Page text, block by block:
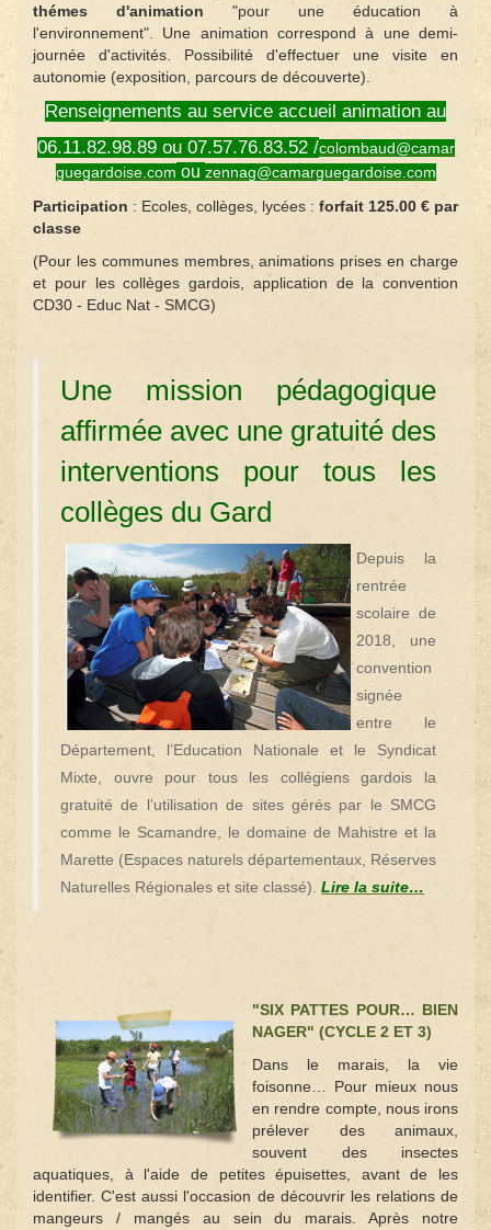
thémes d'animation "pour une éducation à
l'environnement". Une animation correspond à une demi-
journée d'activités. Possibilité d'effectuer une visite en
autonomie (exposition, parcours de découverte).
Renseignements au service accueil animation au
06.11.82.98.89 ou 07.57.76.83.52 /colombaud@camar
guegardoise.com ou zennag@camarguegardoise.com
Participation : Ecoles, collèges, lycées : forfait 125.00 € par
classe
(Pour les communes membres, animations prises en charge
et pour les collèges gardois, application de la convention
CD30 - Educ Nat - SMCG)
Une mission pédagogique
affirmée avec une gratuité des
interventions pour tous les
collèges du Gard
Depuis la
rentrée
scolaire de
2018, une
convention
signée
entre le
Département, l’Education Nationale et le Syndicat
Mixte, ouvre pour tous les collégiens gardois la
gratuité de l’utilisation de sites gérés par le SMCG
comme le Scamandre, le domaine de Mahistre et la
Marette (Espaces naturels départementaux, Réserves
Naturelles Régionales et site classé). Lire la suite…
"SIX PATTES POUR… BIEN
NAGER" (CYCLE 2 ET 3)
Dans le marais, la vie
foisonne… Pour mieux nous
en rendre compte, nous irons
prélever des animaux,
souvent des insectes
aquatiques, à l'aide de petites épuisettes, avant de les
identifier. C'est aussi l'occasion de découvrir les relations de
mangeurs / mangés au sein du marais. Après notre